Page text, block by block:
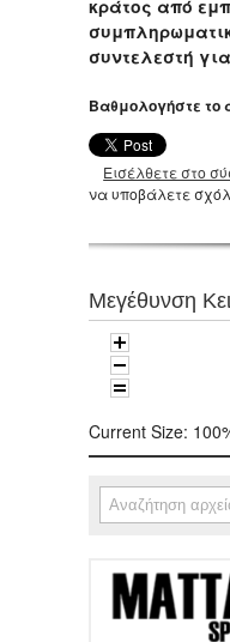
κράτος από
συντελεστή
Βαθμολογήστε το
Εισέλθετε στο
να υποβάλετε
Μεγέθυνση
Current Size:
Φόρμα
Αναζήτηση